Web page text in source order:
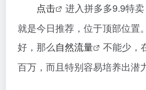
点击
进入拼多多9.9特
就是今日推荐，位于顶部位置
好，那么自然流量
不能少，
百万，而且特别容易培养出潜